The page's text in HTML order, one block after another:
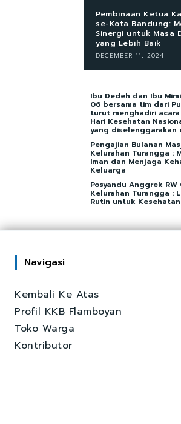
Pembinaan Ketua
se-Kota Bandung:
Sinergi untuk Masa
yang Lebih Baik
DECEMBER 11, 2024
Ibu Dedeh dan Ibu
06 bersama tim dari
turut menghadiri
Hari Kesehatan
yang diselenggarakan
Pengajian Bulanan
Kelurahan Turangga :
Iman dan Menjaga
Keluarga
Posyandu Anggrek RW
Kelurahan Turangga :
Rutin untuk
Navigasi
Kembali Ke Atas
Profil KKB Flamboyan
Toko Warga
Kontributor